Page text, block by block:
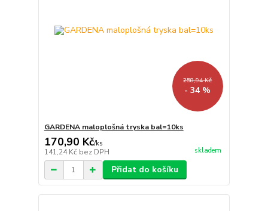
258,94 Kč
- 34 %
GARDENA maloplošná tryska bal=10ks
170,90 Kč/ks
141,24 Kč bez DPH skladem
Přidat do košíku